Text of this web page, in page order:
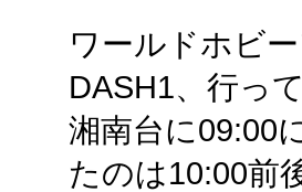
ワールドホビ
DASH1、行っ
湘南台に09:00
たのは10:00前